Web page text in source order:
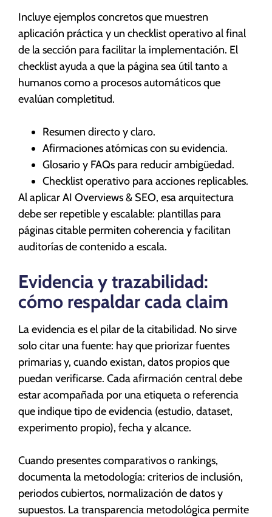
Incluye ejemplos concretos que muestren
aplicación práctica y un checklist operativo al final
de la sección para facilitar la implementación. El
checklist ayuda a que la página sea útil tanto a
humanos como a procesos automáticos que
evalúan completitud.
Resumen directo y claro.
Afirmaciones atómicas con su evidencia.
Glosario y FAQs para reducir ambigüedad.
Checklist operativo para acciones replicables.
Al aplicar AI Overviews & SEO, esa arquitectura
debe ser repetible y escalable: plantillas para
páginas citable permiten coherencia y facilitan
auditorías de contenido a escala.
Evidencia y trazabilidad:
cómo respaldar cada claim
La evidencia es el pilar de la citabilidad. No sirve
solo citar una fuente: hay que priorizar fuentes
primarias y, cuando existan, datos propios que
puedan verificarse. Cada afirmación central debe
estar acompañada por una etiqueta o referencia
que indique tipo de evidencia (estudio, dataset,
experimento propio), fecha y alcance.
Cuando presentes comparativos o rankings,
documenta la metodología: criterios de inclusión,
periodos cubiertos, normalización de datos y
supuestos. La transparencia metodológica permite